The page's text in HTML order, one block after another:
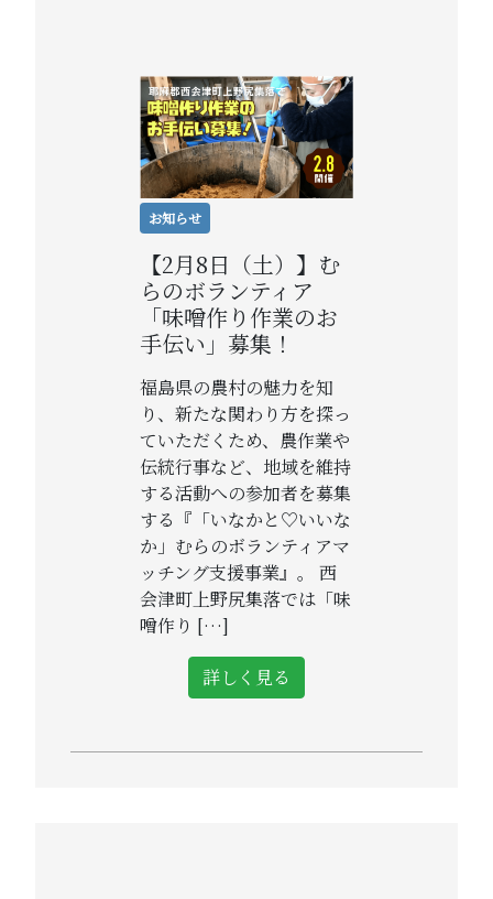
お知らせ
【2月8日（土）】む
らのボランティア
「味噌作り作業のお
手伝い」募集！
福島県の農村の魅力を知
り、新たな関わり方を探っ
ていただくため、農作業や
伝統行事など、地域を維持
する活動への参加者を募集
する『「いなかと♡いいな
か」むらのボランティアマ
ッチング支援事業』。 西
会津町上野尻集落では「味
噌作り […]
詳しく見る